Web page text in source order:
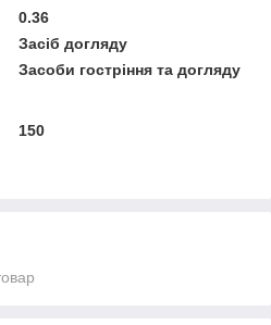
0.36
Засіб догляду
Засоби гостріння та догляду
150